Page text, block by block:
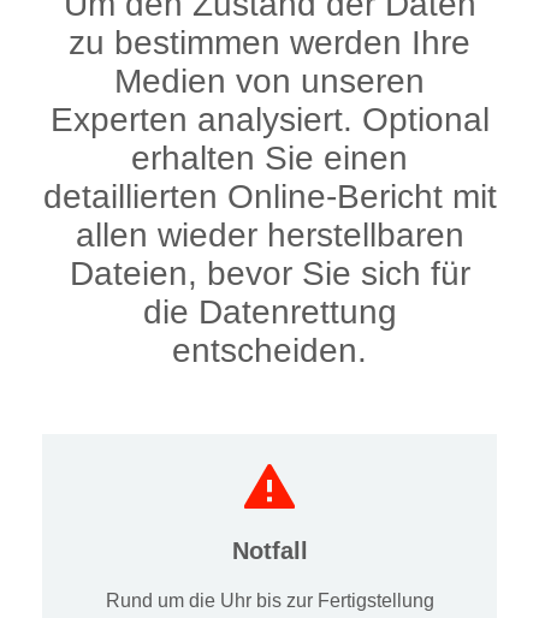
zu bestimmen werden Ihre
Medien von unseren
Experten analysiert. Optional
erhalten Sie einen
detaillierten Online-Bericht mit
allen wieder herstellbaren
Dateien, bevor Sie sich für
die Datenrettung
entscheiden.
Notfall
Rund um die Uhr bis zur Fertigstellung